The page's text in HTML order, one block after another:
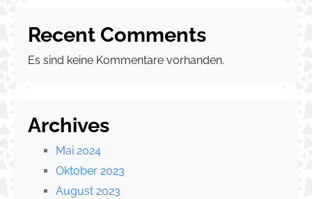
Recent Comments
Es sind keine Kommentare vorhanden.
Archives
Mai 2024
Oktober 2023
August 2023